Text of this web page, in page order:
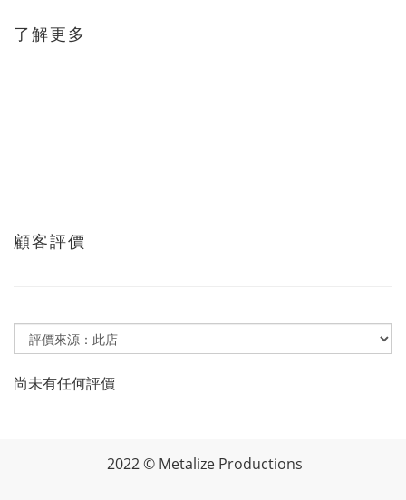
了解更多
顧客評價
尚未有任何評價
2022 © Metalize Productions